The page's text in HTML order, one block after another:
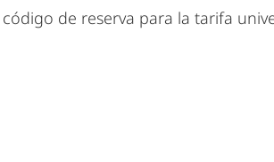
de reserva para la tarifa